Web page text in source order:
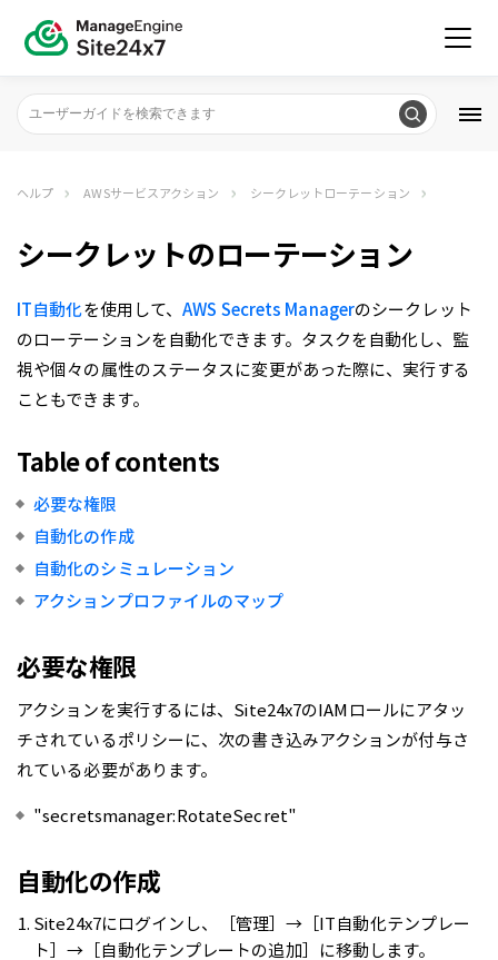
ヘルプ AWSサービスアクション シークレットローテーション
シークレットのローテーション
IT自動化を使用して、AWS Secrets Managerのシークレット
のローテーションを自動化できます。タスクを自動化し、監
視や個々の属性のステータスに変更があった際に、実行する
こともできます。
Table of contents
必要な権限
自動化の作成
自動化のシミュレーション
アクションプロファイルのマップ
必要な権限
アクションを実行するには、Site24x7のIAMロールにアタッ
チされているポリシーに、次の書き込みアクションが付与さ
れている必要があります。
"secretsmanager:RotateSecret"
自動化の作成
Site24x7にログインし、［管理］→［IT自動化テンプレー
ト］→［自動化テンプレートの追加］に移動します。